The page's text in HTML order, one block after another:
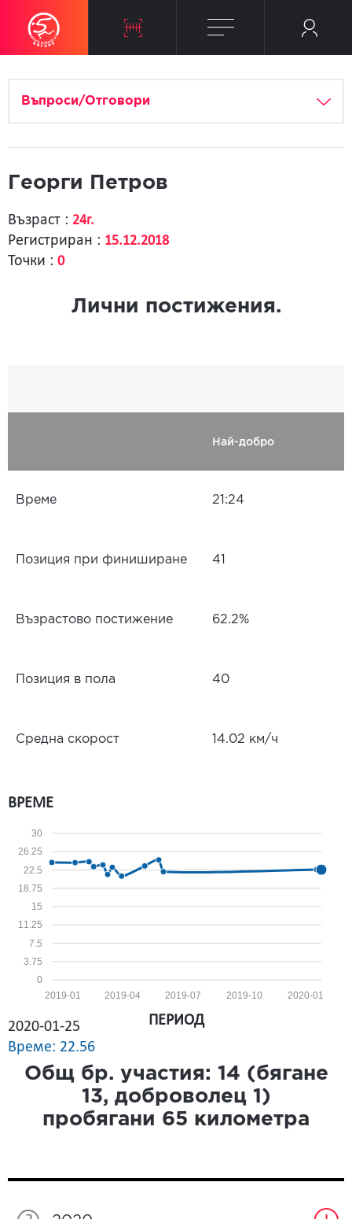
Въпроси/Отговори
Георги Петров
Възраст : 24г.
Регистриран : 15.12.2018
Точки : 0
Лични постижения.
Най-добро
Време 21:24
Позиция при финиширане 41
Възрастово постижение 62.2%
Позиция в пола 40
Средна скорост 14.02 км/ч
ВРЕМЕ
0
3.75
7.5
11.25
15
18.75
22.5
26.25
30
2020-01
2019-10
2019-07
2019-04
2019-01
2020-01-25
Време: 22.56
ПЕРИОД
Общ бр. участия: 14 (бягане
13, доброволец 1 )
пробягани 65 километра